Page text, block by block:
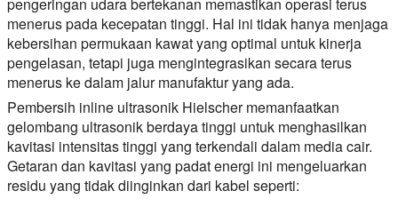
menerus pada kecepatan tinggi. Hal ini tidak hanya menjaga
kebersihan permukaan kawat yang optimal untuk kinerja
pengelasan, tetapi juga mengintegrasikan secara terus
menerus ke dalam jalur manufaktur yang ada.
Pembersih inline ultrasonik Hielscher memanfaatkan
gelombang ultrasonik berdaya tinggi untuk menghasilkan
kavitasi intensitas tinggi yang terkendali dalam media cair.
Getaran dan kavitasi yang padat energi ini mengeluarkan
residu yang tidak diinginkan dari kabel seperti: